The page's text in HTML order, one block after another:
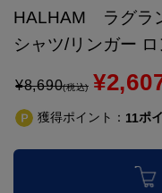
HALHAM ラグラ
シャツ/リンガー ロ
¥8,690(税込)
獲得ポイント： 11ポ